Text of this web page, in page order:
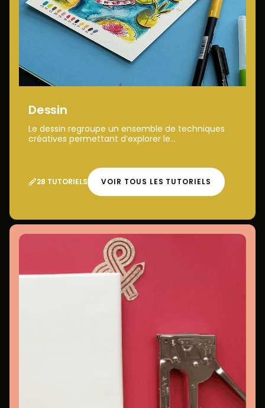
Dessin
Le dessin regroupe un ensemble de techniques
créatives permettant d’explorer le...
28 TUTORIELS VOIR TOUS LES TUTORIELS